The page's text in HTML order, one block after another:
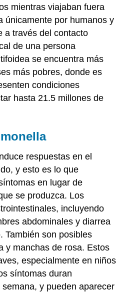
mientras viajaban fuera
únicamente por humanos y
a través del contacto
de una persona
se encuentra más
más pobres, donde es
condiciones
hasta 21.5 millones de
respuestas en el
y esto es lo que
en lugar de
se produzca. Los
incluyendo
abdominales y diarrea
También son posibles
y manchas de rosa. Estos
especialmente en niños
síntomas duran
y pueden aparecer